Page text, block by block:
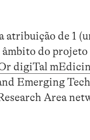
de 1
do projeto
digiTal
Emerging
Area